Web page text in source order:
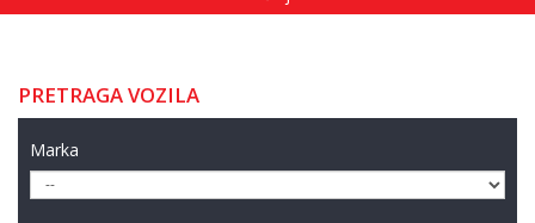
PRETRAGA VOZILA
Marka